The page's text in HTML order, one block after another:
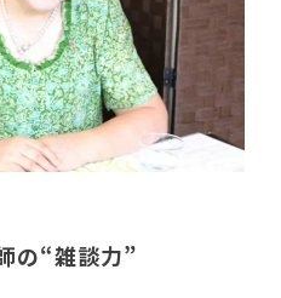
の“雑談力”